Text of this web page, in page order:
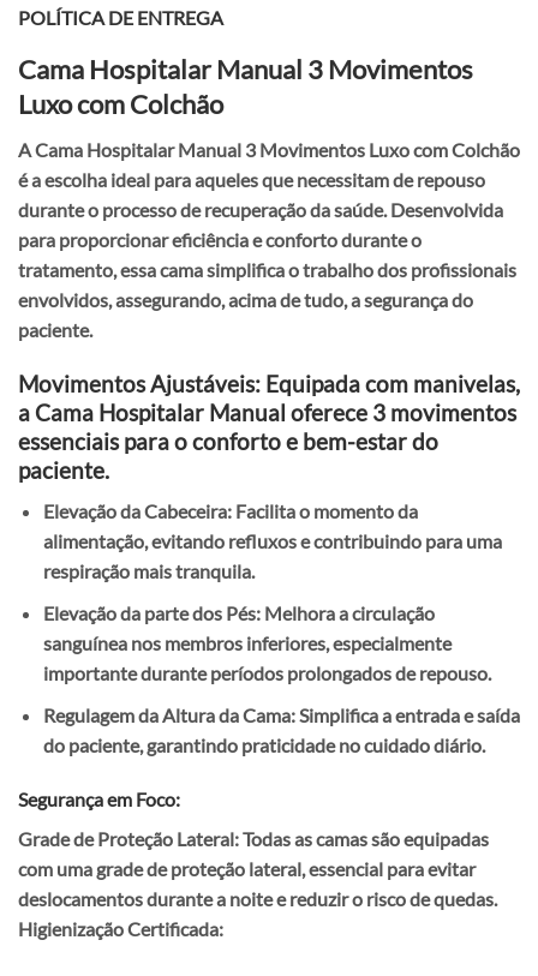
POLÍTICA DE ENTREGA
Cama Hospitalar Manual 3 Movimentos
Luxo com Colchão
A Cama Hospitalar Manual 3 Movimentos Luxo com Colchão
é a escolha ideal para aqueles que necessitam de repouso
durante o processo de recuperação da saúde. Desenvolvida
para proporcionar eficiência e conforto durante o
tratamento, essa cama simplifica o trabalho dos profissionais
envolvidos, assegurando, acima de tudo, a segurança do
paciente.
Movimentos Ajustáveis: Equipada com manivelas,
a Cama Hospitalar Manual oferece 3 movimentos
essenciais para o conforto e bem-estar do
paciente.
Elevação da Cabeceira: Facilita o momento da
alimentação, evitando refluxos e contribuindo para uma
respiração mais tranquila.
Elevação da parte dos Pés: Melhora a circulação
sanguínea nos membros inferiores, especialmente
importante durante períodos prolongados de repouso.
Regulagem da Altura da Cama: Simplifica a entrada e saída
do paciente, garantindo praticidade no cuidado diário.
Segurança em Foco:
Grade de Proteção Lateral: Todas as camas são equipadas
com uma grade de proteção lateral, essencial para evitar
deslocamentos durante a noite e reduzir o risco de quedas.
Higienização Certificada: